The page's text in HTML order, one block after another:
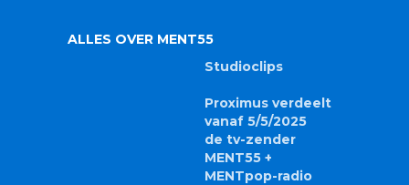
ALLES OVER MENT55
Studioclips
Proximus verdeelt
vanaf 5/5/2025
de tv-zender
MENT55 +
MENTpop-radio